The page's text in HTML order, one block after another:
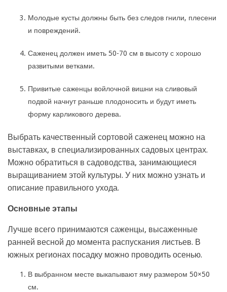
Молодые кусты должны быть без следов гнили, плесени
и повреждений.
Саженец должен иметь 50-70 см в высоту с хорошо
развитыми ветками.
Привитые саженцы войлочной вишни на сливовый
подвой начнут раньше плодоносить и будут иметь
форму карликового дерева.
Выбрать качественный сортовой саженец можно на
выставках, в специализированных садовых центрах.
Можно обратиться в садоводства, занимающиеся
выращиванием этой культуры. У них можно узнать и
описание правильного ухода.
Основные этапы
Лучше всего принимаются саженцы, высаженные
ранней весной до момента распускания листьев. В
южных регионах посадку можно проводить осенью.
В выбранном месте выкапывают яму размером 50×50
см.